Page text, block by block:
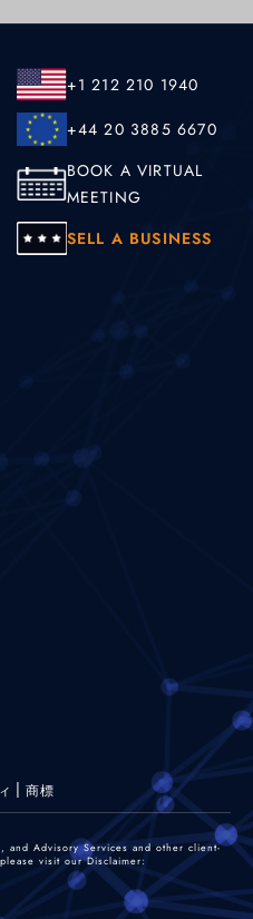
+1 212 210 1940
+44 20 3885 6670
BOOK A VIRTUAL
MEETING
SELL A BUSINESS
商標
and Advisory Services and other client-
visit our Disclaimer: